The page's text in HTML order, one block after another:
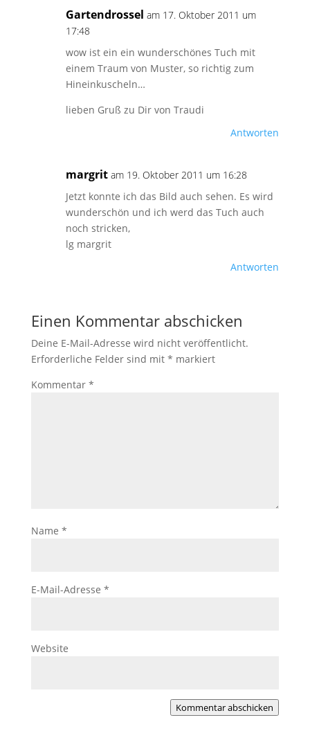
Gartendrossel am 17. Oktober 2011 um
17:48
wow ist ein ein wunderschönes Tuch mit
einem Traum von Muster, so richtig zum
Hineinkuscheln…
lieben Gruß zu Dir von Traudi
Antworten
margrit am 19. Oktober 2011 um 16:28
Jetzt konnte ich das Bild auch sehen. Es wird
wunderschön und ich werd das Tuch auch
noch stricken,
lg margrit
Antworten
Einen Kommentar abschicken
Deine E-Mail-Adresse wird nicht veröffentlicht.
Erforderliche Felder sind mit * markiert
Kommentar *
Name *
E-Mail-Adresse *
Website
Kommentar abschicken